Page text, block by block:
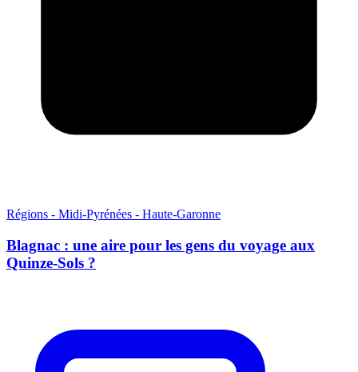
Régions - Midi-Pyrénées - Haute-Garonne
Blagnac : une aire pour les gens du voyage aux
Quinze-Sols ?